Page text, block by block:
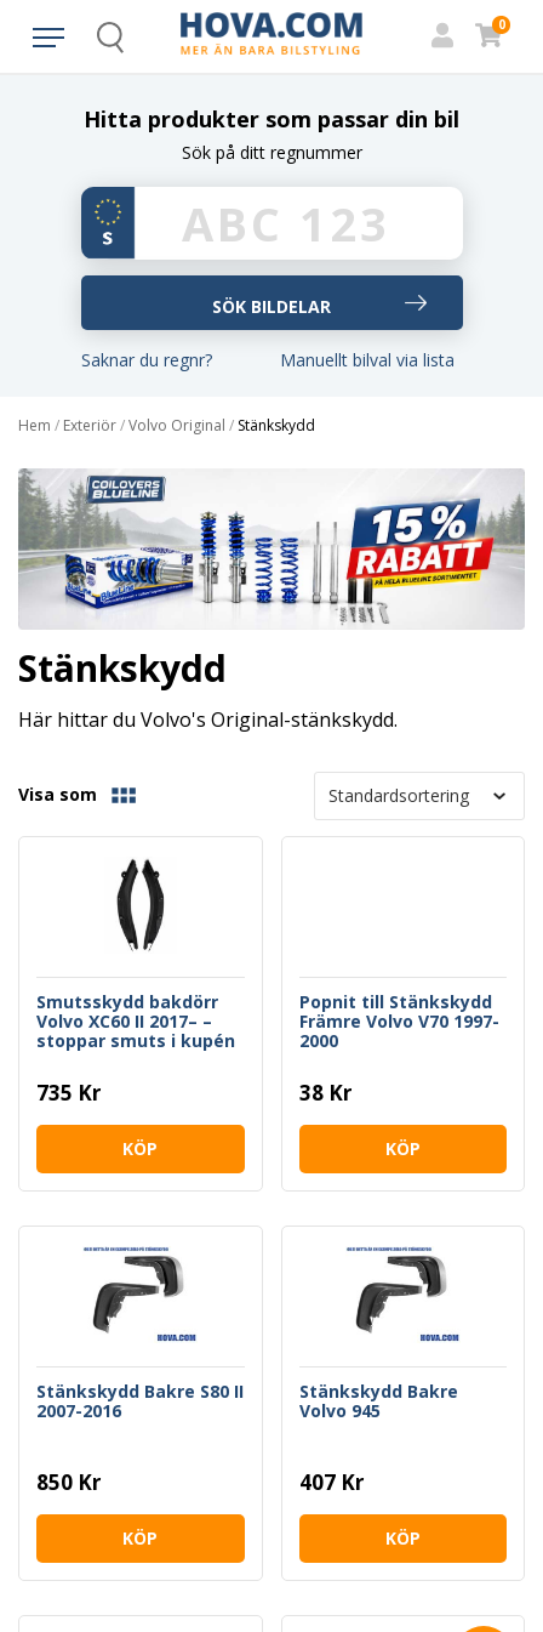
Search
0
Hitta produkter som passar din bil
Sök på ditt regnummer
Saknar du regnr? Manuellt bilval via lista
Hem / Exteriör/Volvo Original / Stänkskydd
Stänkskydd
Här hittar du Volvo's Original-stänkskydd.
Visa som
Smutsskydd bakdörr
Volvo XC60 II 2017– –
stoppar smuts i kupén
735 Kr
KÖP
Popnit till Stänkskydd
Främre Volvo V70 1997-
2000
38 Kr
KÖP
Stänkskydd Bakre S80 II
2007-2016
850 Kr
KÖP
Stänkskydd Bakre
Volvo 945
407 Kr
KÖP